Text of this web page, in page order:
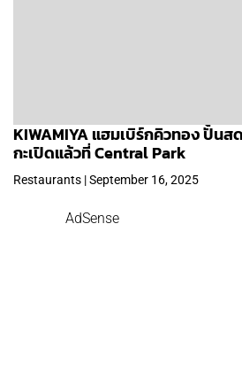
KIWAMIYA แฮมเบิร์กคิวทอง ปั้น
กะเปิดแล้วที่ Central Park
Restaurants | September 16, 2025
AdSense